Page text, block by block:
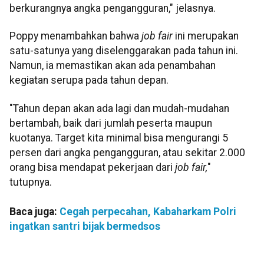
berkurangnya angka pengangguran," jelasnya.
Poppy menambahkan bahwa job fair ini merupakan
satu-satunya yang diselenggarakan pada tahun ini.
Namun, ia memastikan akan ada penambahan
kegiatan serupa pada tahun depan.
"Tahun depan akan ada lagi dan mudah-mudahan
bertambah, baik dari jumlah peserta maupun
kuotanya. Target kita minimal bisa mengurangi 5
persen dari angka pengangguran, atau sekitar 2.000
orang bisa mendapat pekerjaan dari job fair,"
tutupnya.
Baca juga: Cegah perpecahan, Kabaharkam Polri
ingatkan santri bijak bermedsos